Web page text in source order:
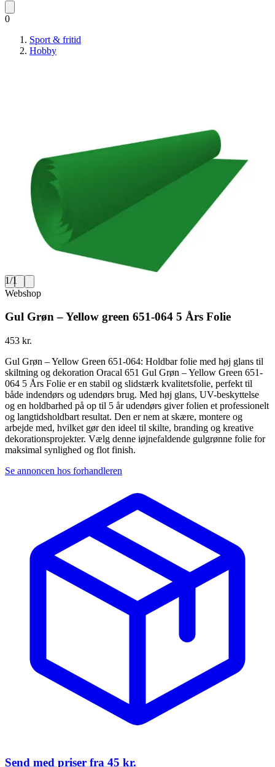
0
Sport & fritid
Hobby
1/1
Webshop
Gul Grøn – Yellow green 651-064 5 Års Folie
453 kr.
Gul Grøn – Yellow Green 651-064: Holdbar folie med høj glans til
skiltning og dekoration Oracal 651 Gul Grøn – Yellow Green 651-
064 5 Års Folie er en stabil og slidstærk kvalitetsfolie, perfekt til
både indendørs og udendørs brug. Med høj glans, UV-beskyttelse
og en holdbarhed på op til 5 år udendørs giver folien et professionelt
og langtidsholdbart resultat. Den er nem at skære, montere og
arbejde med, hvilket gør den ideel til skilte, branding og kreative
dekorationsprojekter. Vælg denne iøjnefaldende gulgrønne folie for
maksimal synlighed og flot finish.
Se annoncen hos forhandleren
Send med priser fra 45 kr.